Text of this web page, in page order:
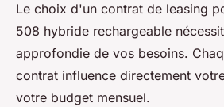
Le choix d'un contrat de leasing
508 hybride rechargeable
approfondie de vos besoins.
contrat influence directement
votre budget mensuel.